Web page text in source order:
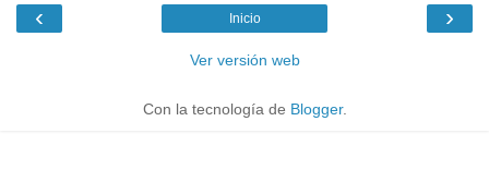
‹ ›
Inicio
Ver versión web
Con la tecnología de Blogger.